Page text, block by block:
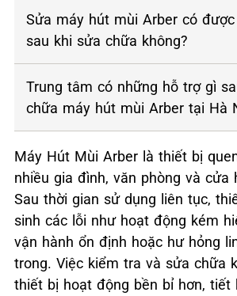
Sửa máy hút mùi Arber có
sau khi sửa chữa không?
Trung tâm có những hỗ trợ gì
chữa máy hút mùi Arber tại Hà
Máy Hút Mùi Arber là thiết bị
nhiều gia đình, văn phòng và cửa
Sau thời gian sử dụng liên tục,
sinh các lỗi như hoạt động kém
vận hành ổn định hoặc hư hỏng
trong. Việc kiểm tra và sửa chữa
thiết bị hoạt động bền bỉ hơn, tiết